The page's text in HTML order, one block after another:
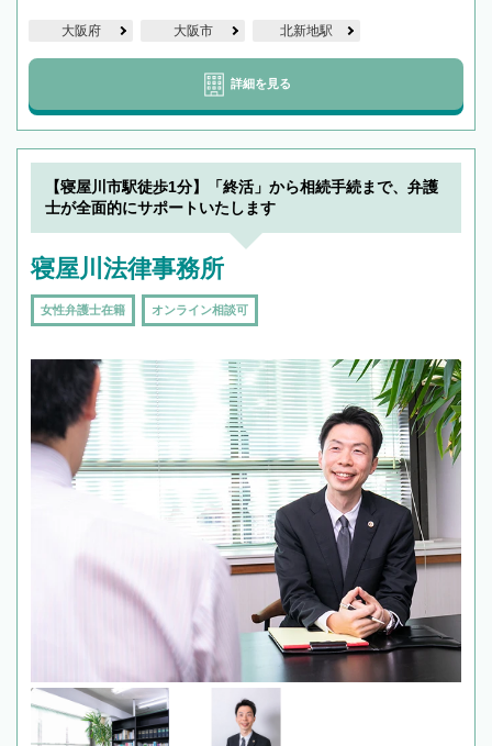
大阪府 大阪市 北新地駅
詳細を見る
【寝屋川市駅徒歩1分】「終活」から相続手続まで、弁護
士が全面的にサポートいたします
寝屋川法律事務所
女性弁護士在籍 オンライン相談可